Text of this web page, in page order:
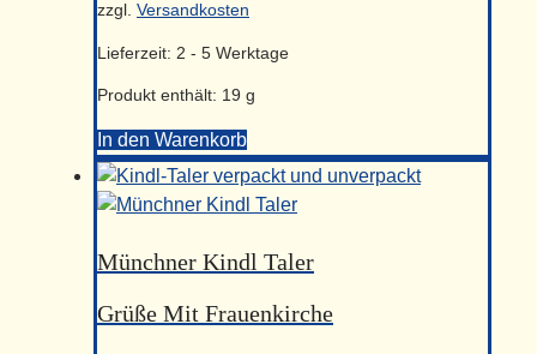
zzgl. Versandkosten
Lieferzeit: 2 - 5 Werktage
Produkt enthält: 19 g
In den Warenkorb
50
x
Kindl-
Menge
Münchner Kindl Taler
Grüße Mit Frauenkirche